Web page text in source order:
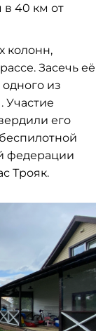
в 40 км от
колонн,
Засечь её
одного из
Участие
его
федерации
Трояк.